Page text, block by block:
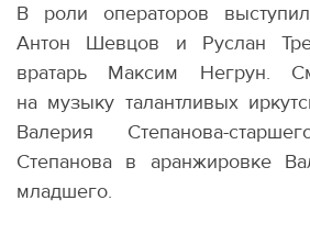
В роли операторов
Антон Шевцов и Руслан
вратарь Максим Негрун.
на музыку талантливых
Валерия Степанова-
Степанова в аранжировке
младшего.